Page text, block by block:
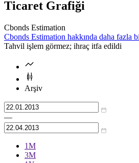
Ticaret Grafiği
Cbonds Estimation
Cbonds Estimation hakkında daha fazla
Tahvil işlem görmez; ihraç itfa edildi
Arşiv
—
1М
3М